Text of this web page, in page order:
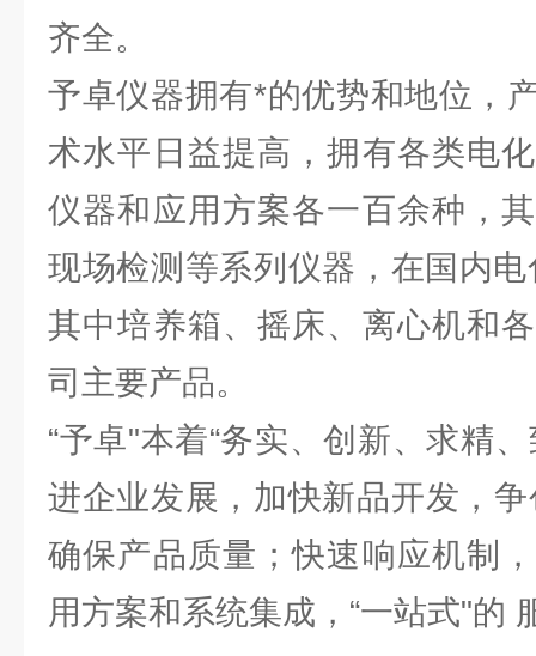
齐全。
予卓仪器拥有*的优势和地位，
术水平日益提高，拥有各类电
仪器和应用方案各一百余种，
现场检测等系列仪器，在国内
其中培养箱、摇床、离心机和
司主要产品。
“予卓"本着“务实、创新、求精
进企业发展，加快新品开发，
确保产品质量；快速响应机制
用方案和系统集成，“一站式"的